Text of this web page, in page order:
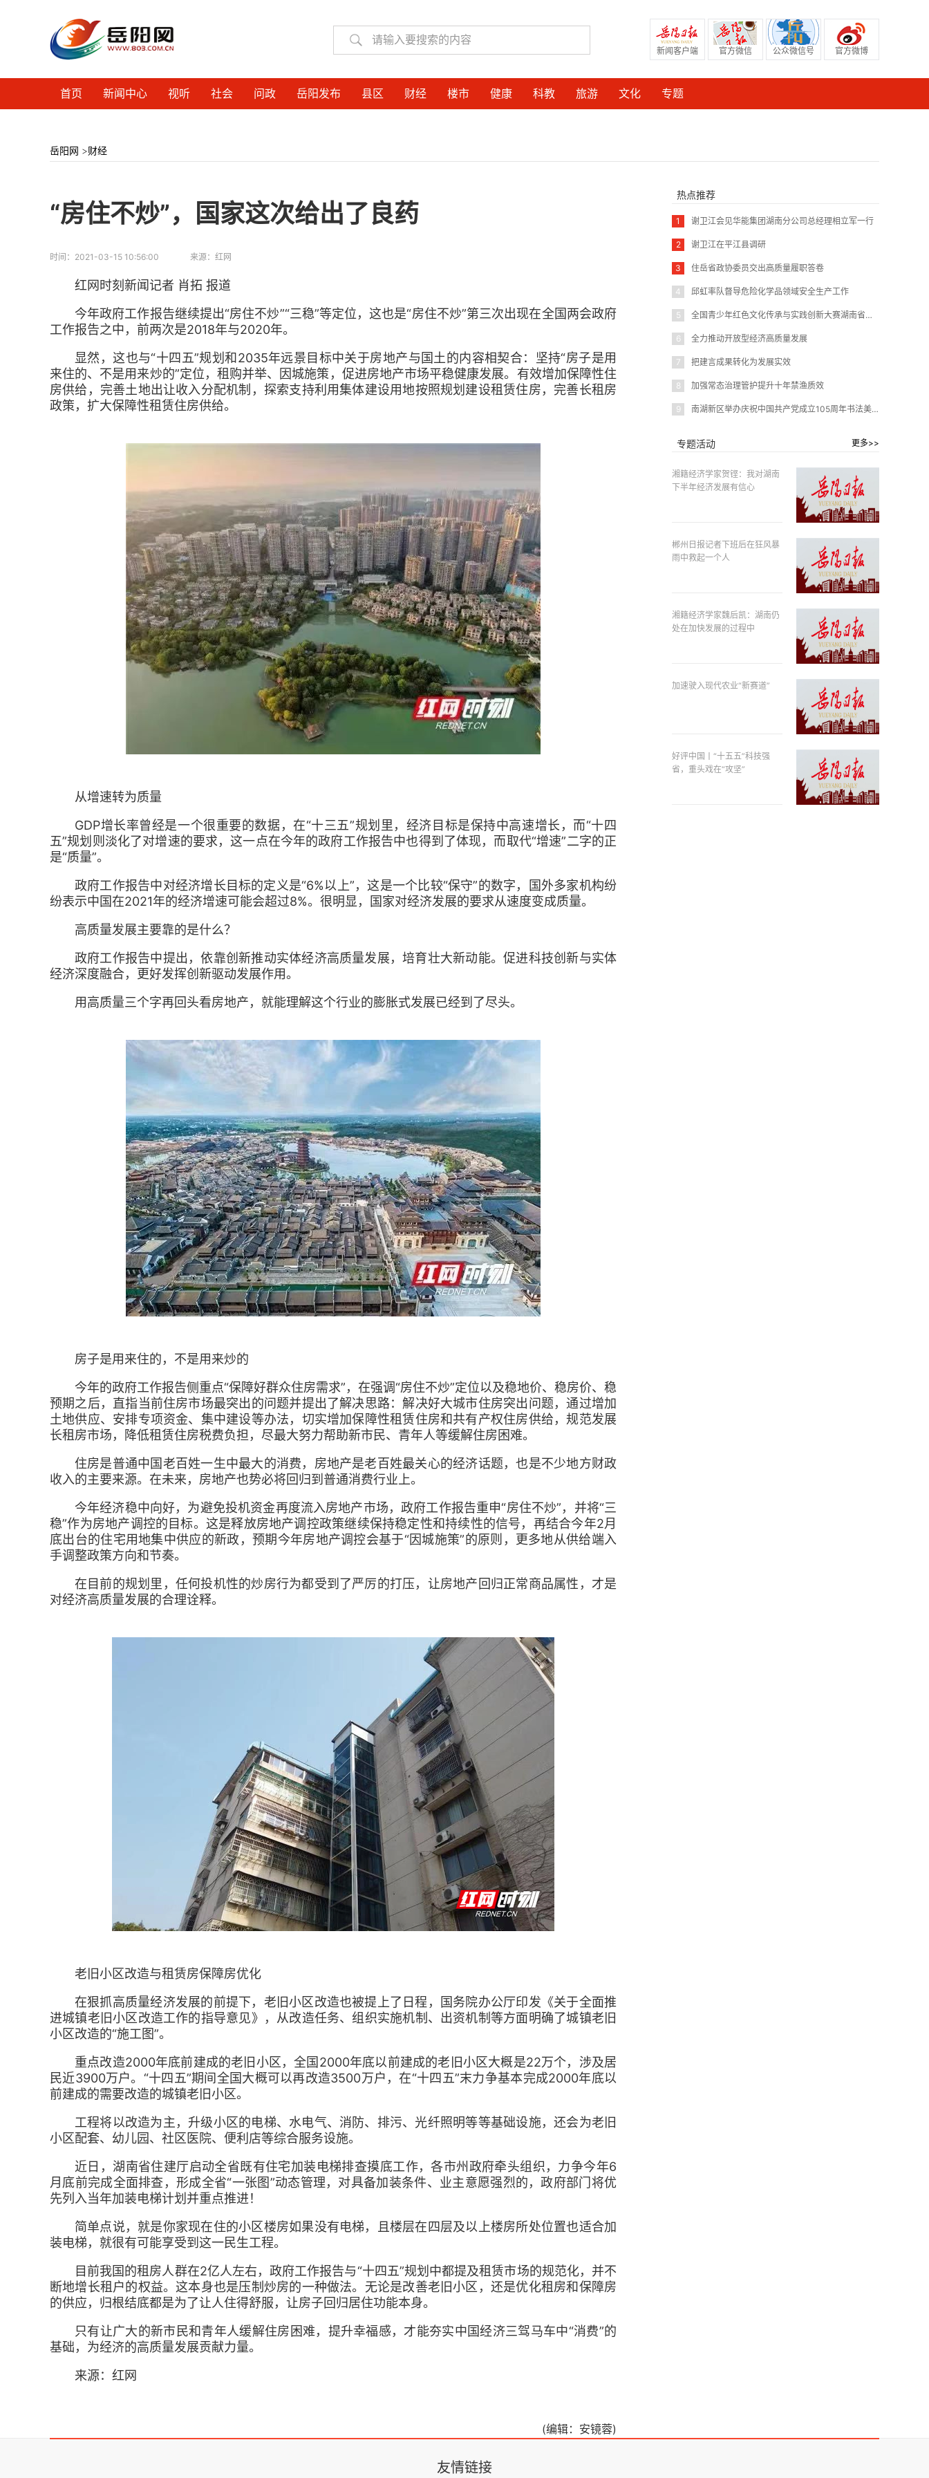
新闻客户端 官方微信 公众微信号 官方微博
首页 新闻中心 视听 社会 问政 岳阳发布 县区 财经 楼市 健康 科教 旅游 文化 专题
岳阳网 >财经
“房住不炒”，国家这次给出了良药
时间： 2021-03-15 10:56:00 来源： 红网
红网时刻新闻记者 肖拓 报道
今年政府工作报告继续提出“房住不炒”“三稳”等定位，这也是“房住不炒”第三次出现在全国两会政府
工作报告之中，前两次是2018年与2020年。
显然，这也与“十四五”规划和2035年远景目标中关于房地产与国土的内容相契合：坚持“房子是用
来住的、不是用来炒的”定位，租购并举、因城施策，促进房地产市场平稳健康发展。有效增加保障性住
房供给，完善土地出让收入分配机制，探索支持利用集体建设用地按照规划建设租赁住房，完善长租房
政策，扩大保障性租赁住房供给。
从增速转为质量
GDP增长率曾经是一个很重要的数据，在“十三五”规划里，经济目标是保持中高速增长，而“十四
五”规划则淡化了对增速的要求，这一点在今年的政府工作报告中也得到了体现，而取代“增速”二字的正
是“质量”。
政府工作报告中对经济增长目标的定义是“6%以上”，这是一个比较“保守”的数字，国外多家机构纷
纷表示中国在2021年的经济增速可能会超过8%。很明显，国家对经济发展的要求从速度变成质量。
高质量发展主要靠的是什么？
政府工作报告中提出，依靠创新推动实体经济高质量发展，培育壮大新动能。促进科技创新与实体
经济深度融合，更好发挥创新驱动发展作用。
用高质量三个字再回头看房地产，就能理解这个行业的膨胀式发展已经到了尽头。
房子是用来住的，不是用来炒的
今年的政府工作报告侧重点“保障好群众住房需求”，在强调“房住不炒”定位以及稳地价、稳房价、稳
预期之后，直指当前住房市场最突出的问题并提出了解决思路：解决好大城市住房突出问题，通过增加
土地供应、安排专项资金、集中建设等办法，切实增加保障性租赁住房和共有产权住房供给，规范发展
长租房市场，降低租赁住房税费负担，尽最大努力帮助新市民、青年人等缓解住房困难。
住房是普通中国老百姓一生中最大的消费，房地产是老百姓最关心的经济话题，也是不少地方财政
收入的主要来源。在未来，房地产也势必将回归到普通消费行业上。
今年经济稳中向好，为避免投机资金再度流入房地产市场，政府工作报告重申“房住不炒”，并将“三
稳”作为房地产调控的目标。这是释放房地产调控政策继续保持稳定性和持续性的信号，再结合今年2月
底出台的住宅用地集中供应的新政，预期今年房地产调控会基于“因城施策”的原则，更多地从供给端入
手调整政策方向和节奏。
在目前的规划里，任何投机性的炒房行为都受到了严厉的打压，让房地产回归正常商品属性，才是
对经济高质量发展的合理诠释。
老旧小区改造与租赁房保障房优化
在狠抓高质量经济发展的前提下，老旧小区改造也被提上了日程，国务院办公厅印发《关于全面推
进城镇老旧小区改造工作的指导意见》，从改造任务、组织实施机制、出资机制等方面明确了城镇老旧
小区改造的“施工图”。
重点改造2000年底前建成的老旧小区，全国2000年底以前建成的老旧小区大概是22万个，涉及居
民近3900万户。“十四五”期间全国大概可以再改造3500万户，在“十四五”末力争基本完成2000年底以
前建成的需要改造的城镇老旧小区。
工程将以改造为主，升级小区的电梯、水电气、消防、排污、光纤照明等等基础设施，还会为老旧
小区配套、幼儿园、社区医院、便利店等综合服务设施。
近日，湖南省住建厅启动全省既有住宅加装电梯排查摸底工作，各市州政府牵头组织，力争今年6
月底前完成全面排查，形成全省“一张图”动态管理，对具备加装条件、业主意愿强烈的，政府部门将优
先列入当年加装电梯计划并重点推进！
简单点说，就是你家现在住的小区楼房如果没有电梯，且楼层在四层及以上楼房所处位置也适合加
装电梯，就很有可能享受到这一民生工程。
目前我国的租房人群在2亿人左右，政府工作报告与“十四五”规划中都提及租赁市场的规范化，并不
断地增长租户的权益。这本身也是压制炒房的一种做法。无论是改善老旧小区，还是优化租房和保障房
的供应，归根结底都是为了让人住得舒服，让房子回归居住功能本身。
只有让广大的新市民和青年人缓解住房困难，提升幸福感，才能夯实中国经济三驾马车中“消费”的
基础，为经济的高质量发展贡献力量。
来源：红网
(编辑：安镜蓉)
热点推荐
1 谢卫江会见华能集团湖南分公司总经理相立军一行
2 谢卫江在平江县调研
3 住岳省政协委员交出高质量履职答卷
4 邱虹率队督导危险化学品领域安全生产工作
5 全国青少年红色文化传承与实践创新大赛湖南省赛在岳阳圆满闭幕
6 全力推动开放型经济高质量发展
7 把建言成果转化为发展实效
8 加强常态治理管护提升十年禁渔质效
9 南湖新区举办庆祝中国共产党成立105周年书法美术作品展
专题活动 更多>>
湘籍经济学家贺铿：我对湖南
下半年经济发展有信心
郴州日报记者下班后在狂风暴
雨中救起一个人
湘籍经济学家魏后凯：湖南仍
处在加快发展的过程中
加速驶入现代农业“新赛道”
好评中国丨“十五五”科技强
省，重头戏在“攻坚”
友情链接